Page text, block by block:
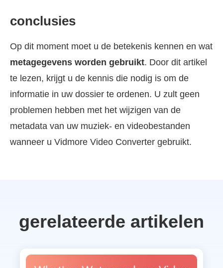
conclusies
Op dit moment moet u de betekenis kennen en wat
metagegevens worden gebruikt. Door dit artikel
te lezen, krijgt u de kennis die nodig is om de
informatie in uw dossier te ordenen. U zult geen
problemen hebben met het wijzigen van de
metadata van uw muziek- en videobestanden
wanneer u Vidmore Video Converter gebruikt.
gerelateerde artikelen